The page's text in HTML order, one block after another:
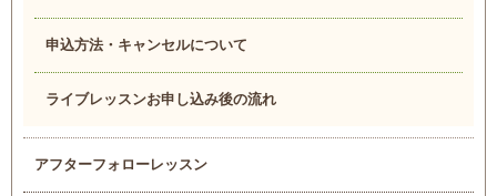
申込方法・キャンセルについて
ライブレッスンお申し込み後の流れ
アフターフォローレッスン